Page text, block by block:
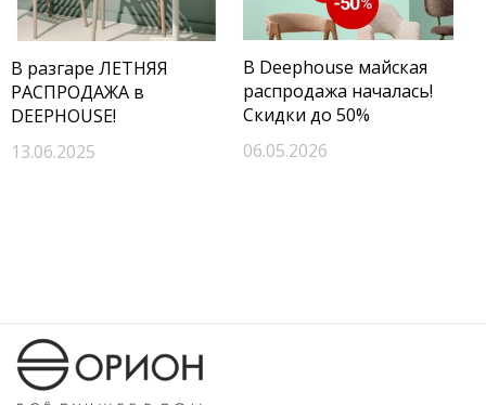
В разгаре ЛЕТНЯЯ
РАСПРОДАЖА в
DEEPHOUSE!
13.06.2025
В Deephouse майская
распродажа началась!
Скидки до 50%
06.05.2026